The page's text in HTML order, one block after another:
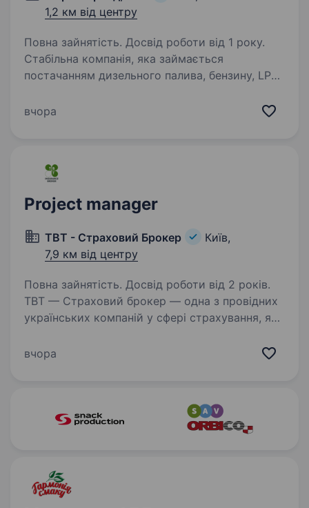
1,2 км від центру
Повна зайнятість. Досвід роботи від 1 року.
Стабільна компанія, яка займається
постачанням дизельного палива, бензину, LPG
в команду Митного брокера Ми шукаємо
вчора
Project manager
ТВТ - Страховий Брокер
Київ,
7,9 км від центру
Повна зайнятість. Досвід роботи від 2 років.
ТВТ — Страховий брокер — одна з провідних
українських компаній у сфері страхування, яка
Ми створюємо сучасні цифрові сервіси для
вчора